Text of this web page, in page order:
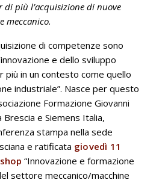
di più l’acquisizione di nuove
meccanico.
di competenze sono
e dello sviluppo
più in un contesto come quello
industriale”. Nasce per questo
Formazione Giovanni
e Siemens Italia,
stampa nella sede
e ratificata giovedì 11
“Innovazione e formazione
settore meccanico/macchine